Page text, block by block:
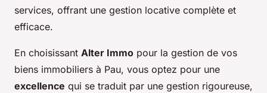
services, offrant une gestion locative complète et
efficace.
En choisissant Alter Immo pour la gestion de vos
biens immobiliers à Pau, vous optez pour une
excellence qui se traduit par une gestion rigoureuse,